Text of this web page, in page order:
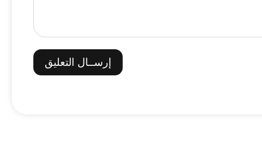
إرســال التعليق